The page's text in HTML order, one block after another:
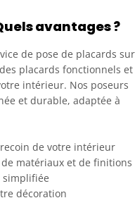
avantages ?
de pose de placards sur
placards fonctionnels et
intérieur. Nos poseurs
et durable, adaptée à
de votre intérieur
matériaux et de finitions
simplifiée
décoration